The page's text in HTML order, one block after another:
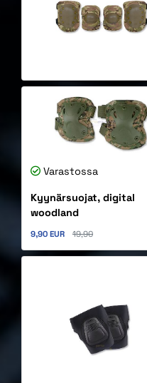
Varastossa
Kyynärsuojat, digital
woodland
Alennettu hinta
9,90 EUR Alkuperäinen hinta
19,90